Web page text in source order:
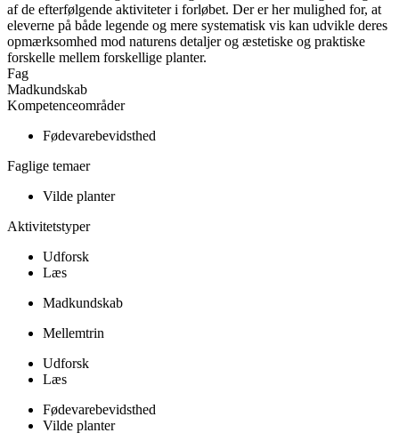
af de efterfølgende aktiviteter i forløbet. Der er her mulighed for, at
eleverne på både legende og mere systematisk vis kan udvikle deres
opmærksomhed mod naturens detaljer og æstetiske og praktiske
forskelle mellem forskellige planter.
Fag
Madkundskab
Kompetenceområder
Fødevarebevidsthed
Faglige temaer
Vilde planter
Aktivitetstyper
Udforsk
Læs
Madkundskab
Mellemtrin
Udforsk
Læs
Fødevarebevidsthed
Vilde planter